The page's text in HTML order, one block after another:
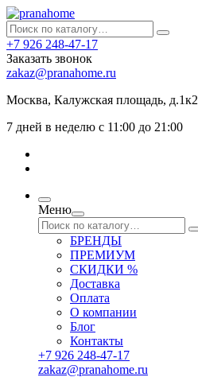
+7 926 248-47-17
Заказать звонок
zakaz@pranahome.ru
Москва, Калужская площадь, д.1к2
7 дней в неделю с 11:00 до 21:00
Меню
БРЕНДЫ
ПРЕМИУМ
СКИДКИ %
Доставка
Оплата
О компании
Блог
Контакты
+7 926 248-47-17
zakaz@pranahome.ru